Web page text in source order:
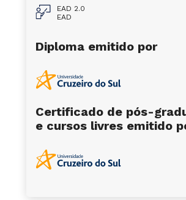
EAD 2.0
EAD
Diploma emitido por
Certificado de pós-
e cursos livres emitido